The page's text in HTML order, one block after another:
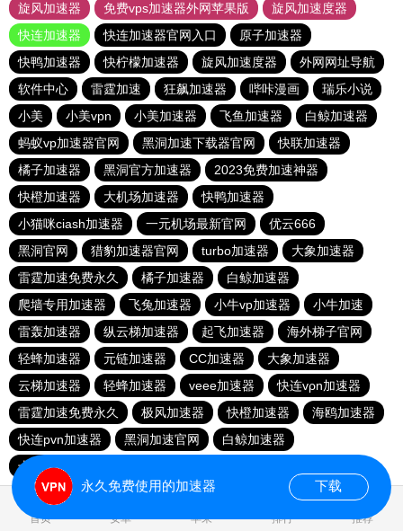
旋风加速器
免费vps加速器外网苹果版
旋风加速度器
快连加速器
快连加速器官网入口
原子加速器
快鸭加速器
快柠檬加速器 旋风加速度器
外网网址导航
软件中心
雷霆加速 狂飙加速器 哔咔漫画
瑞乐小说
小美
小美vpn 小美加速器 飞鱼加速器
白鲸加速器
蚂蚁vp加速器官网
黑洞加速下载器官网
快联加速器
橘子加速器
黑洞官方加速器
2023免费加速神器
快橙加速器
大机场加速器
快鸭加速器
小猫咪ciash加速器
一元机场最新官网
优云666
黑洞官网
猎豹加速器官网 turbo加速器
大象加速器
雷霆加速免费永久
橘子加速器
白鲸加速器
爬墙专用加速器
飞兔加速器 小牛vp加速器
小牛加速
雷轰加速器
纵云梯加速器 起飞加速器
海外梯子官网
轻蜂加速器
元链加速器 CC加速器
大象加速器
云梯加速器
轻蜂加速器 veee加速器
快连vρn加速器
雷霆加速免费永久
极风加速器 快橙加速器
海鸥加速器
快连pvn加速器
黑洞加速官网
白鲸加速器
十大免费网络加速神器
首页 安卓 苹果 排行 推荐
永久免费使用的加速器 下载
0.091826s